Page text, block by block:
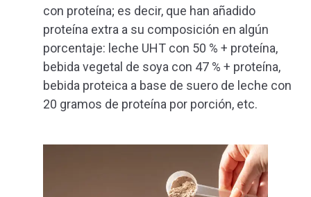
con proteína; es decir, que han añadido
proteína extra a su composición en algún
porcentaje: leche UHT con 50 % + proteína,
bebida vegetal de soya con 47 % + proteína,
bebida proteica a base de suero de leche con
20 gramos de proteína por porción, etc.